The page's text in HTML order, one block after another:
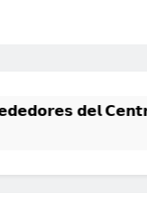
𝗝𝘂𝗮𝗻